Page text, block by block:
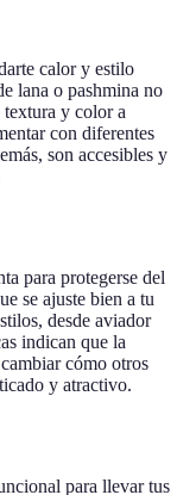
calor y estilo
lana o pashmina no
textura y color a
con diferentes
son accesibles y
para protegerse del
se ajuste bien a tu
desde aviador
indican que la
cómo otros
y atractivo.
para llevar tus